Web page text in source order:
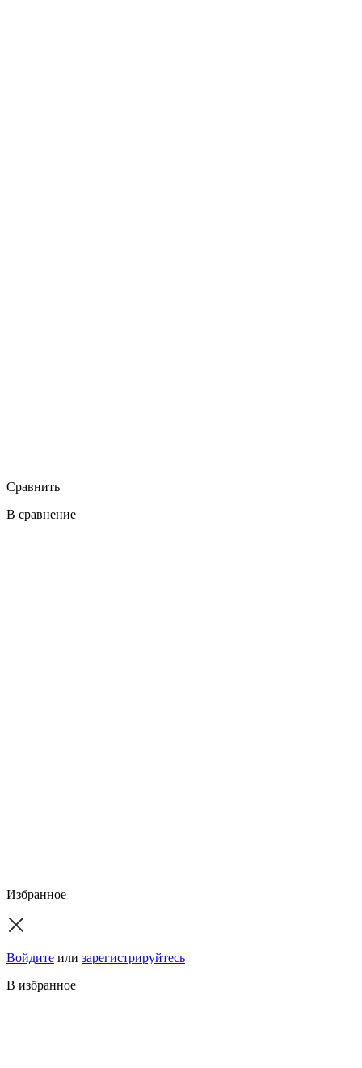
Сравнить
В сравнение
Избранное
Войдите или зарегистрируйтесь
В избранное